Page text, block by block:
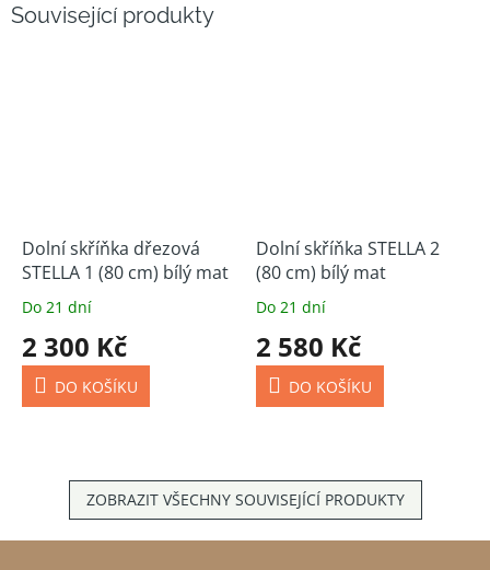
Související produkty
Dolní skříňka dřezová
STELLA 1 (80 cm) bílý mat
Do 21 dní
2 300 Kč
DO KOŠÍKU
Dolní skříňka STELLA 2
(80 cm) bílý mat
Do 21 dní
2 580 Kč
DO KOŠÍKU
ZOBRAZIT VŠECHNY SOUVISEJÍCÍ PRODUKTY